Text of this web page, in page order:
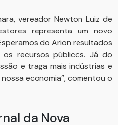
vereador Newton Luiz de
representa um novo
do Arion resultados
recursos públicos. Já do
e traga mais indústrias e
economia”, comentou o
da Nova